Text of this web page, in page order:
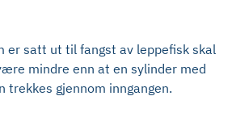
er satt ut til fangst av leppefisk skal
mindre enn at en sylinder med
trekkes gjennom inngangen.